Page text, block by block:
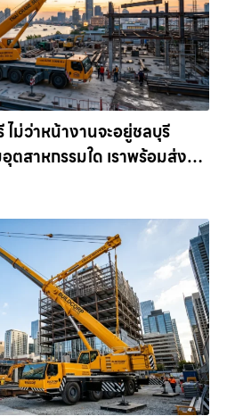
ไม่ว่าหน้างานจะอยู่ชลบุรี
ตสาหกรรมใด เราพร้อมส่งรถ